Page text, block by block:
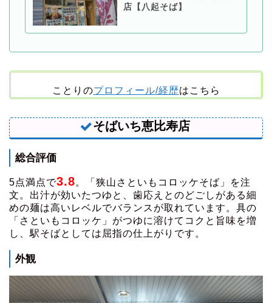
店【八起そば】
ことりのプロフィール/経歴はこちら
そばいち恵比寿店
総合評価
5点満点で3.8。「狭山さといもコロッケそば」を注
文。出汁が効いたつゆと、歯応えとのどごしがある細
めの麺は高いレベルでバランスが取れています。具の
「さといもコロッケ」がつゆに溶けてコクと旨味を増
し、駅そばとしては屈指の仕上がりです。
外観